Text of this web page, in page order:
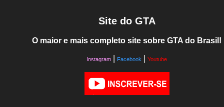
Site do GTA
O maior e mais completo site sobre GTA do Brasil!
Instagram Facebook Youtube